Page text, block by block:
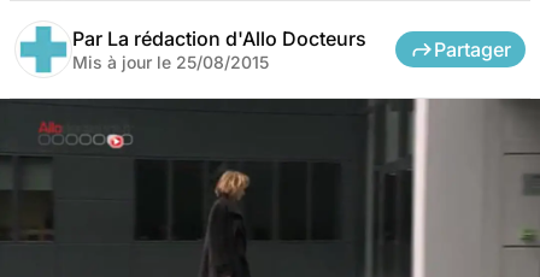
Par La rédaction d'Allo Docteurs
Mis à jour le 25/08/2015
Partager